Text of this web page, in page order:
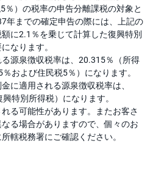
％）の税率の申告分離課税の対象と
年までの確定申告の際には、上記の
に2.1％を乗じて計算した復興特別
なります。
源泉徴収税率は、20.315％（所得
および住民税5％）になります。
に適用される源泉徴収税率は、
特別所得税）になります。
る可能性があります。またお客さ
る場合がありますので、個々のお
轄税務署にご確認ください。